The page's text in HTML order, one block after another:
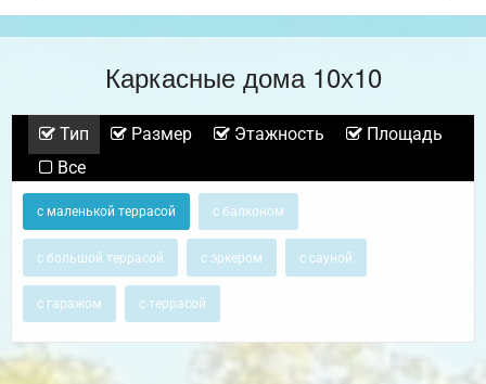
Каркасные дома 10х10
Тип Размер Этажность
Площадь
Все
с маленькой террасой с балконом
с большой террасой с эркером с сауной
с гаражом с террасой